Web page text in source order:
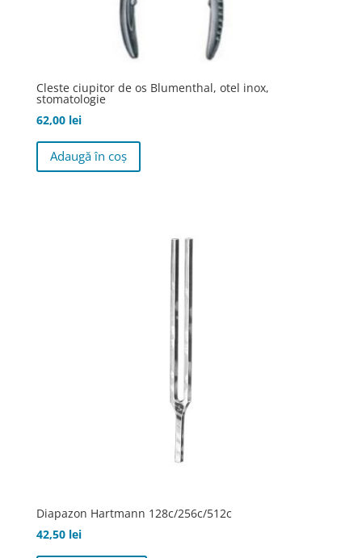
Cleste ciupitor de os Blumenthal, otel inox,
stomatologie
62,00 lei
Adaugă în coș
Diapazon Hartmann 128c/256c/512c
42,50 lei